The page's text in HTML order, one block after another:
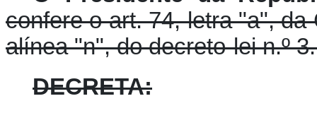
confere o art. 74, letra "a", da
alínea "n", do decreto-lei n.º
DECRETA: